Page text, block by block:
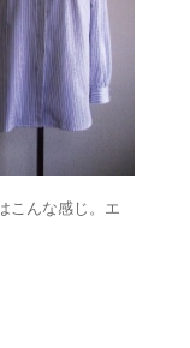
こんな感じ。エ